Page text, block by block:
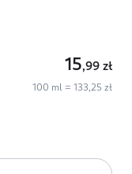
15,99 zł
100 ml = 133,25 zł